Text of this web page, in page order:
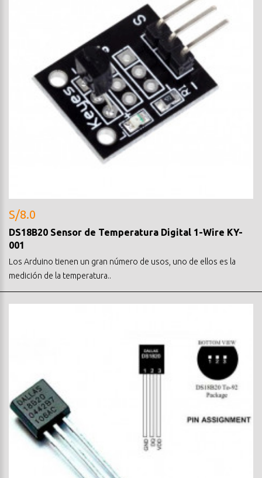
S/8.0
DS18B20 Sensor de Temperatura Digital 1-Wire KY-
001
Los Arduino tienen un gran número de usos, uno de ellos es la
medición de la temperatura..